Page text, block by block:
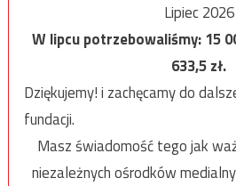
Lipiec 2026
W lipcu potrzebowaliśmy:15
633,5zł.
Dziękujemy! i zachęcamy do
fundacji.
Masz świadomość tego jak
niezależnych ośrodków